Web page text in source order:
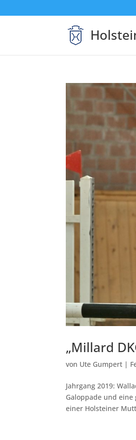
„Millard
von Ute Gumpert |
Jahrgang 2019:
Galoppade und eine
einer Holsteiner